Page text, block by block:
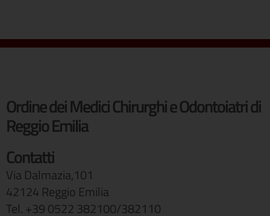
Ordine dei Medici Chirurghi e Odontoiatri di
Reggio Emilia
Contatti
Via Dalmazia,101
42124 Reggio Emilia
Tel. +39 0522 382100/382110